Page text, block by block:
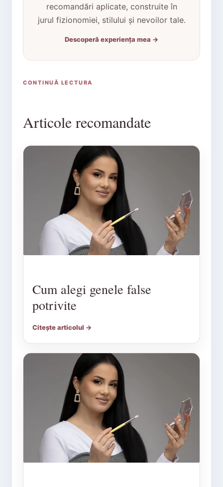
recomandări aplicate, construite în
jurul fizionomiei, stilului și nevoilor tale.
Descoperă experiența mea →
CONTINUĂ LECTURA
Articole recomandate
Cum alegi genele false
potrivite
Citește articolul →